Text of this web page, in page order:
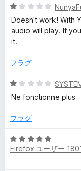
評
価
5
段
階
中
の
価
Doesn't work! With
audio will play. If
it.
フラグ
5
段
中
の
評
Ne fonctionne plus
フラグ
5
段
Firefox ユーザー